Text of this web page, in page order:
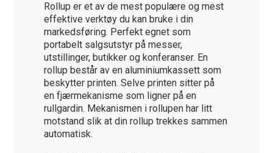
Rollup er et av de mest populære og mest
effektive verktøy du kan bruke i din
markedsføring. Perfekt egnet som
portabelt salgsutstyr på messer,
utstillinger, butikker og konferanser. En
rollup består av en aluminiumkassett som
beskytter printen. Selve printen sitter på
en fjærmekanisme som ligner på en
rullgardin. Mekanismen i rollupen har litt
motstand slik at din rollup trekkes sammen
automatisk.